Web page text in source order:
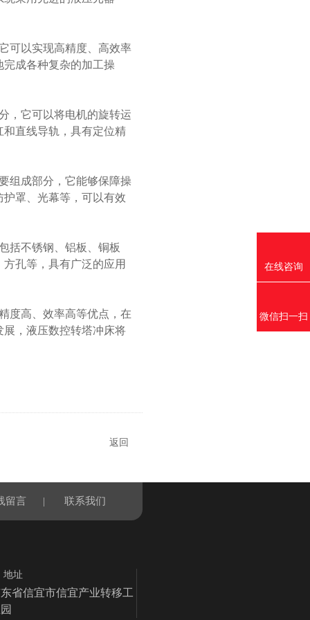
以实现高精度、高效率
成各种复杂的加工操
它可以将电机的旋转运
直线导轨，具有定位精
成部分，它能够保障操
罩、光幕等，可以有效
不锈钢、铝板、铜板
孔等，具有广泛的应用
高、效率高等优点，在
，液压数控转塔冲床将
返回
留言 | 联系我们
地址
省信宜市信宜产业转移工
在线咨询
微信扫一扫